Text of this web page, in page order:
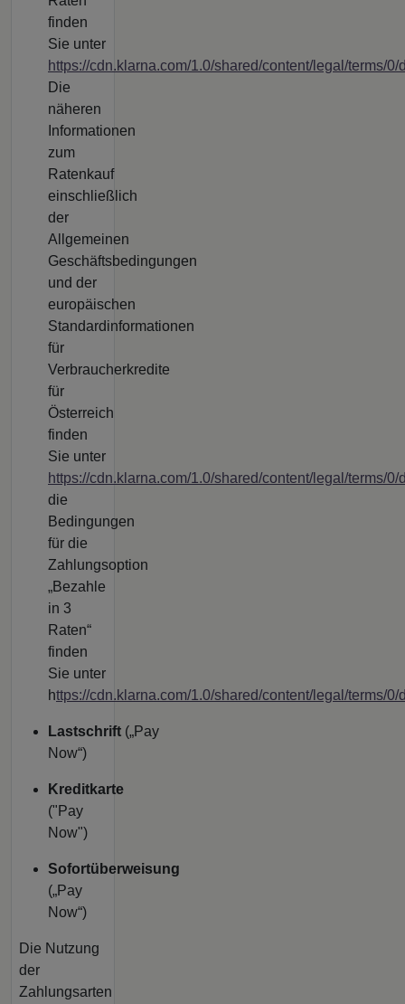
finden
Sie unter
https://cdn.klarna.com/1.0/shared/content/legal/terms/
Die
näheren
Informationen
zum
Ratenkauf
einschließlich
der
Allgemeinen
Geschäftsbedingungen
und der
europäischen
Standardinformationen
für
Verbraucherkredite
für
Österreich
finden
Sie unter
https://cdn.klarna.com/1.0/shared/content/legal/terms/
die
Bedingungen
für die
Zahlungsoption
„Bezahle
in 3
Raten“
finden
Sie unter
https://cdn.klarna.com/1.0/shared/content/legal/terms/
Lastschrift („Pay
Now“)
Kreditkarte
("Pay
Now")
Sofortüberweisung
(„Pay
Now“)
Die Nutzung
der
Zahlungsarten